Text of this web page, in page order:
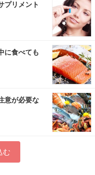
プリメント
に食べても
意が必要な
む